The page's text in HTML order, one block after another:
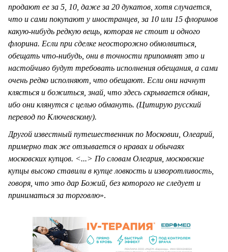
продают ее за 5, 10, даже за 20 дукатов, хотя случается,
что и сами покупают у иностранцев, за 10 или 15 флоринов
какую-нибудь редкую вещь, которая не стоит и одного
флорина. Если при сделке неосторожно обмолвиться,
обещать что-нибудь, они в точности припомнят это и
настойчиво будут требовать исполнения обещания, а сами
очень редко исполняют, что обещают. Если они начнут
клясться и божиться, знай, что здесь скрывается обман,
ибо они клянутся с целью обмануть. (Цитирую русский
перевод по Ключевскому).
Другой известный путешественник по Московии, Олеарий,
примерно так же отзывается о нравах и обычаях
московских купцов. <...> По словам Олеария, московские
купцы высоко ставили в купце ловкость и изворотливость,
говоря, что это дар Божий, без которого не следует и
приниматься за торговлю».